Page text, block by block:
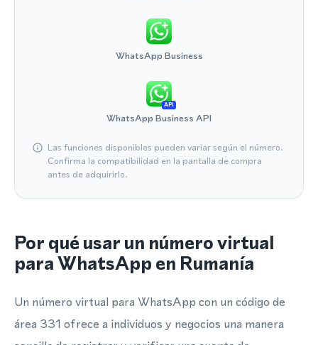
WhatsApp Business
API
WhatsApp Business API
Las funciones disponibles pueden variar según el número.
Confirma la compatibilidad en la pantalla de compra
antes de adquirirlo.
Por qué usar un número virtual
para WhatsApp en Rumanía
Un número virtual para WhatsApp con un código de
área 331 ofrece a individuos y negocios una manera